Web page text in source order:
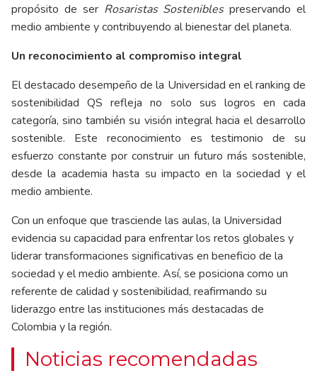
propósito de ser Rosaristas Sosteniblespreservando el
medio ambiente y contribuyendo al bienestar del planeta.
Un reconocimiento al compromiso integral
El destacado desempeño de la Universidad en el ranking de
sostenibilidad QS refleja no solo sus logros en cada
categoría, sino también su visión integral hacia el desarrollo
sostenible. Este reconocimiento es testimonio de su
esfuerzo constante por construir un futuro más sostenible,
desde la academia hasta su impacto en la sociedad y el
medio ambiente.
Con un enfoque que trasciende las aulas, la Universidad
evidencia su capacidad para enfrentar los retos globales y
liderar transformaciones significativas en beneficio de la
sociedad y el medio ambiente. Así, se posiciona como un
referente de calidad y sostenibilidad, reafirmando su
liderazgo entre las instituciones más destacadas de
Colombia y la región.
Noticias recomendadas